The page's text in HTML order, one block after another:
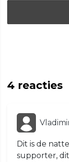
4 reacties
Dit is de
supporter,